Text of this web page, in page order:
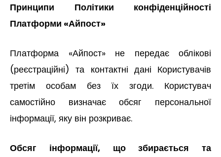
Принципи Політики конфіденційності
Платформи «Айпост»
Платформа «Айпост» не передає облікові
(реєстраційні) та контактні дані Користувачів
третім особам без їх згоди. Користувач
самостійно визначає обсяг персональної
інформації, яку він розкриває.
Обсяг інформації, що збирається та